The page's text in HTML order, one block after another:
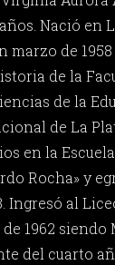
Nació en
marzo de
de la
de la
de La
en la
Rocha» y
Ingresó al
1962 siendo
del cuarto